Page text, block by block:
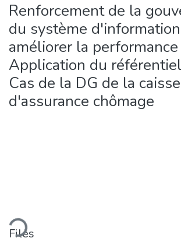
Renforcement de la
du système
améliorer la
Application du
Cas de la DG de la
d'assurance chômage
Files